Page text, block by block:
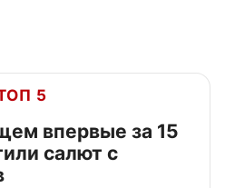
5
впервые за 15
салют с